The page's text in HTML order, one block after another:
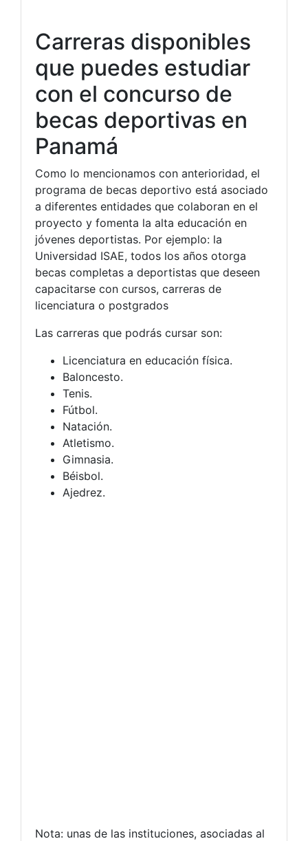
Carreras disponibles
que puedes estudiar
con el concurso de
becas deportivas en
Panamá
Como lo mencionamos con anterioridad, el
programa de becas deportivo está asociado
a diferentes entidades que colaboran en el
proyecto y fomenta la alta educación en
jóvenes deportistas. Por ejemplo: la
Universidad ISAE, todos los años otorga
becas completas a deportistas que deseen
capacitarse con cursos, carreras de
licenciatura o postgrados
Las carreras que podrás cursar son:
Licenciatura en educación física.
Baloncesto.
Tenis.
Fútbol.
Natación.
Atletismo.
Gimnasia.
Béisbol.
Ajedrez.
Nota: unas de las instituciones, asociadas al